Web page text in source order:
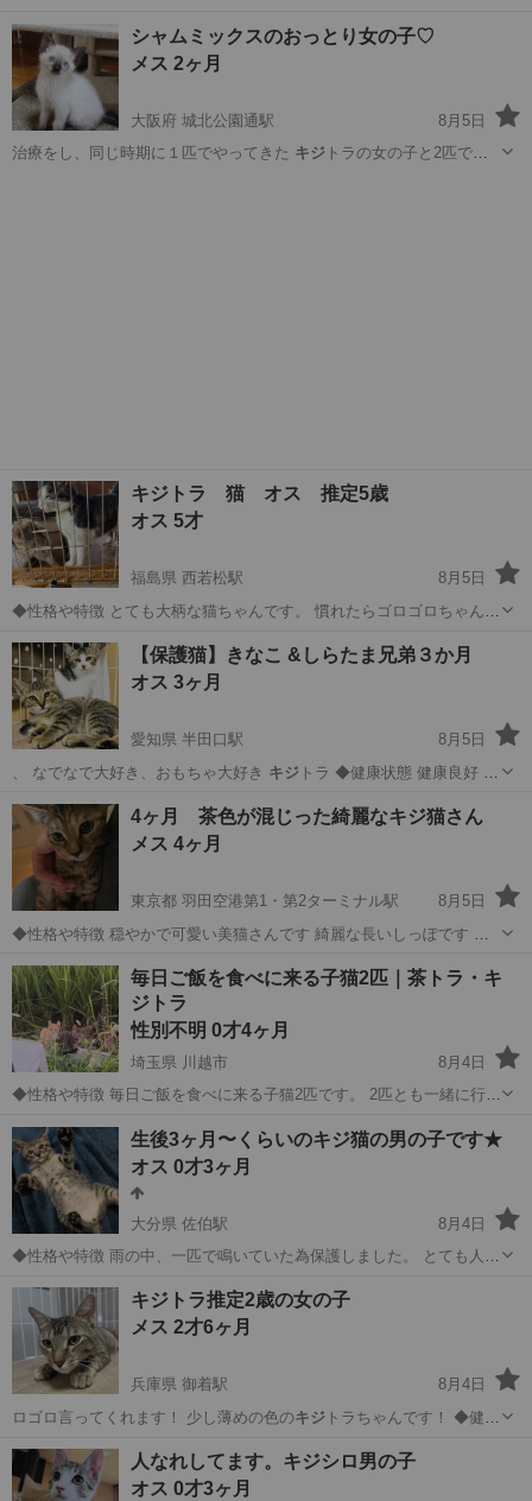
きました。 先住さんがいなければ2匹での譲渡を希望ですが 先住さん
がおられれば1匹譲渡可能...
大阪 城北公園通駅
シャムミックスのおっとり女の子♡
メス 2ヶ月
大阪府 城北公園通駅
8月5日
治療をし、同じ時期に１匹でやってきた キジトラの女の子と2匹での
キジトラ 猫 オス 推定5歳
オス 5才
福島県 西若松駅
8月5日
◆性格や特徴 とても大柄な猫ちゃんです。 慣れたらゴロゴロちゃん。
い子で、ウサギさんにも逆にやられちゃうタイプ 保護猫子ニャンコが
きても 優しく抱っこして寝て...
福島 会津若松市 西若松駅 初日
【保護猫】きなこ &しらたま兄弟３か月
オス 3ヶ月
愛知県 半田口駅
8月5日
、 なでなで大好き、おもちゃ大好き キジトラ ◆健康状態 健康良好 ノ
愛知 半田市 半田口駅 猫 きなこ
4ヶ月 茶色が混じった綺麗なキジ猫さん
メス 4ヶ月
東京都 羽田空港第1・第2ターミナル駅
8月5日
◆性格や特徴 穏やかで可愛い美猫さんです 綺麗な長いしっぽです ◆
病ウイルス検査：陰性 ・3種混合ワクチン2回接種済み （次回接種予
定：令和9年6...
東京 大田区 羽田空港第1・第2ターミナル駅
有無
毎日ご飯を食べに来る子猫2匹｜茶トラ・キ
ジトラ
性別不明 0才4ヶ月
埼玉県 川越市
8月4日
◆性格や特徴 毎日ご飯を食べに来る子猫2匹です。 2匹とも一緒に行動
合ったりしていて、元気に動き回っています。 まだ保護していないた
め、細かい性...
埼玉 川越市 毎日
生後3ヶ月〜くらいのキジ猫の男の子です★
オス 0才3ヶ月
大分県 佐伯駅
8月4日
◆性格や特徴 雨の中、一匹で鳴いていた為保護しました。 とても人懐
た。 可愛がってくださる方、宜しくお願いします。。 ◆健康状態 拾
った当日...
大分 佐伯市
キジトラ推定2歳の女の子
メス 2才6ヶ月
兵庫県 御着駅
8月4日
ロゴロ言ってくれます！ 少し薄めの色のキジトラちゃんです！ ◆健康
兵庫 姫路市 御着駅 猫
人なれしてます。キジシロ男の子
オス 0才3ヶ月